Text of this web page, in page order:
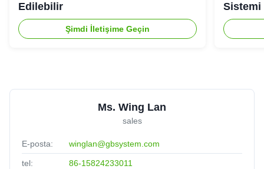
Edilebilir
Şimdi İletişime Geçin
Sistemi
Ms. Wing Lan
sales
E-posta: winglan@gbsystem.com
tel: 86-15824233011